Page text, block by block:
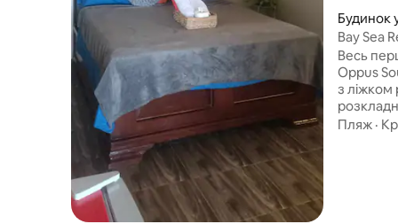
Будинок
Bay Sea
Весь
Oppus
з ліжком
фасад
Пляж ·